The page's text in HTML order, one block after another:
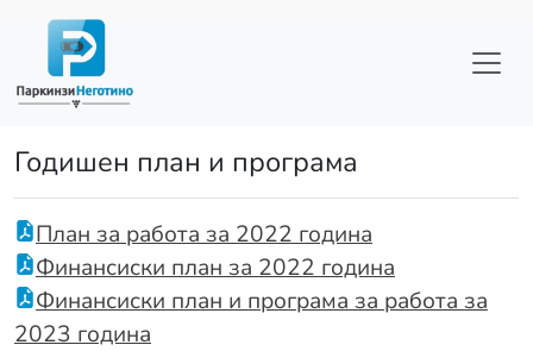
Skip to main content
Годишен план и програма
План за работа за 2022 година
Финансиски план за 2022 година
Финансиски план и програма за работа за
2023 година